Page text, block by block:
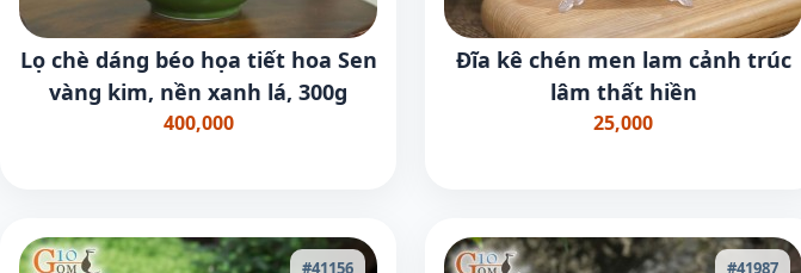
Lọ chè dáng béo họa tiết hoa Sen
vàng kim, nền xanh lá, 300g
400,000
Đĩa kê chén men lam cảnh trúc
lâm thất hiền
25,000
#41156 #41987